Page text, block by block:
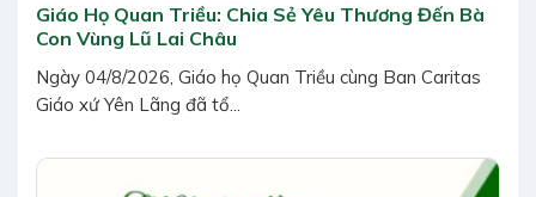
Giáo Họ Quan Triều: Chia Sẻ Yêu Thương Đến Bà
Con Vùng Lũ Lai Châu
Ngày 04/8/2026, Giáo họ Quan Triều cùng Ban Caritas
Giáo xứ Yên Lãng đã tổ...